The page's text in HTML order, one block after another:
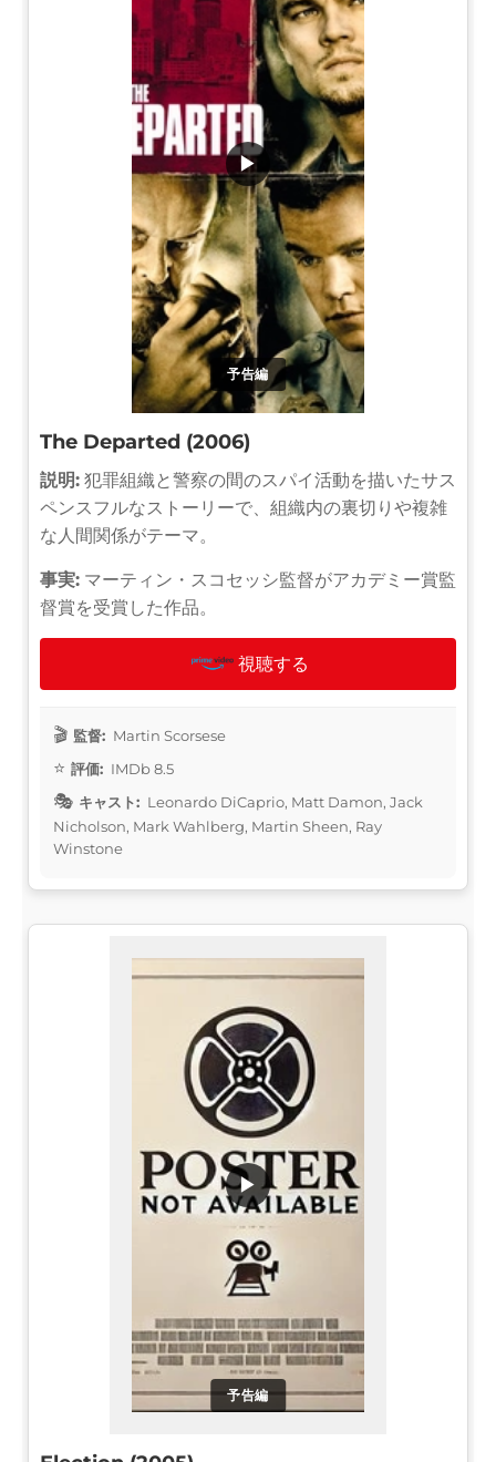
予告編
▶
The Departed (2006)
説明: 犯罪組織と警察の間のスパイ活動を描いたサス
ペンスフルなストーリーで、組織内の裏切りや複雑
な人間関係がテーマ。
事実: マーティン・スコセッシ監督がアカデミー賞監
督賞を受賞した作品。
視聴する
監督: Martin Scorsese
評価: IMDb 8.5
キャスト: Leonardo DiCaprio, Matt Damon, Jack
Nicholson, Mark Wahlberg, Martin Sheen, Ray
Winstone
予告編
▶